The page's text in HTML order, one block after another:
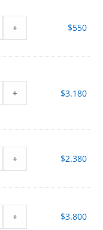
+ $550
+ $3.180
+ $2.380
+ $3.800